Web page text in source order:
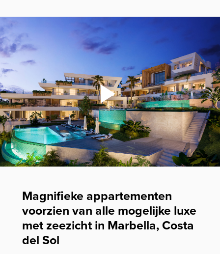
Magnifieke appartementen
voorzien van alle mogelijke luxe
met zeezicht in Marbella, Costa
del Sol